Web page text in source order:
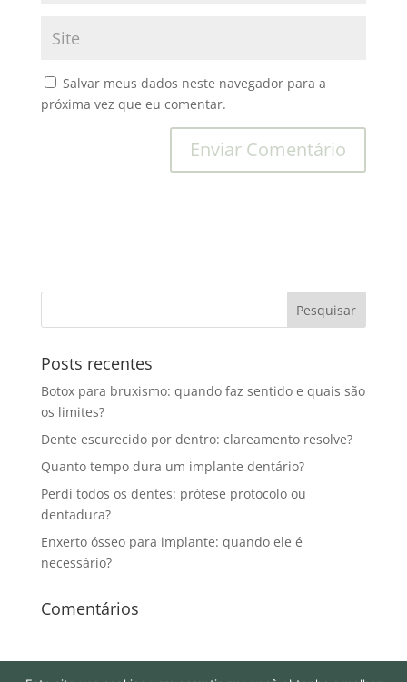
Salvar meus dados neste navegador para a
próxima vez que eu comentar.
Posts recentes
Botox para bruxismo: quando faz sentido e quais são
os limites?
Dente escurecido por dentro: clareamento resolve?
Quanto tempo dura um implante dentário?
Perdi todos os dentes: prótese protocolo ou
dentadura?
Enxerto ósseo para implante: quando ele é
necessário?
Comentários